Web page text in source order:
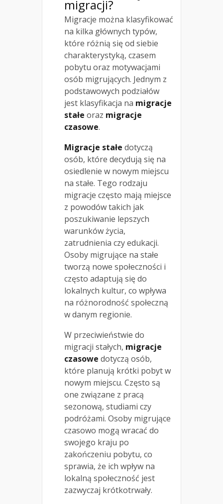
migracji?
Migracje można klasyfikować
na kilka głównych typów,
które różnią się od siebie
charakterystyką, czasem
pobytu oraz motywacjami
osób migrujących. Jednym z
podstawowych podziałów
jest klasyfikacja na migracje
stałe oraz migracje
czasowe.
Migracje stałe dotyczą
osób, które decydują się na
osiedlenie w nowym miejscu
na stałe. Tego rodzaju
migracje często mają miejsce
z powodów takich jak
poszukiwanie lepszych
warunków życia,
zatrudnienia czy edukacji.
Osoby migrujące na stałe
tworzą nowe społeczności i
często adaptują się do
lokalnych kultur, co wpływa
na różnorodność społeczną
w danym regionie.
W przeciwieństwie do
migracji stałych, migracje
czasowe dotyczą osób,
które planują krótki pobyt w
nowym miejscu. Często są
one związane z pracą
sezonową, studiami czy
podróżami. Osoby migrujące
czasowo mogą wracać do
swojego kraju po
zakończeniu pobytu, co
sprawia, że ich wpływ na
lokalną społeczność jest
zazwyczaj krótkotrwały.